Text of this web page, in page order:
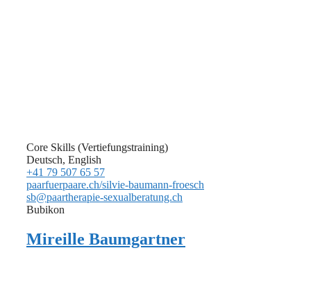
Core Skills (Vertiefungstraining)
Deutsch, English
+41 79 507 65 57
paarfuerpaare.ch/silvie-baumann-froesch
sb@paartherapie-sexualberatung.ch
Bubikon
Mireille Baumgartner